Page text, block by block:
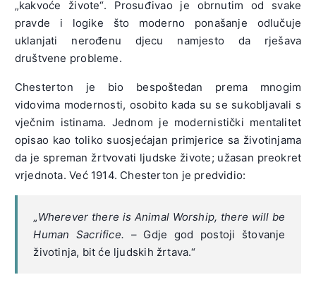
„kakvoće živote“. Prosuđivao je obrnutim od svake
pravde i logike što moderno ponašanje odlučuje
uklanjati nerođenu djecu namjesto da rješava
društvene probleme.
Chesterton je bio bespoštedan prema mnogim
vidovima modernosti, osobito kada su se sukobljavali s
vječnim istinama. Jednom je modernistički mentalitet
opisao kao toliko suosjećajan primjerice sa životinjama
da je spreman žrtvovati ljudske živote; užasan preokret
vrjednota. Već 1914. Chesterton je predvidio:
„Wherever there is Animal Worship, there will be
Human Sacrifice. – Gdje god postoji štovanje
životinja, bit će ljudskih žrtava.“